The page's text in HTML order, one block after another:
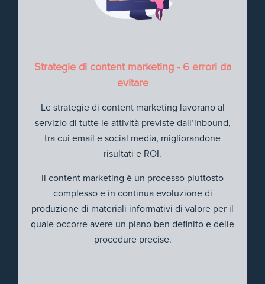
Strategie di content marketing - 6 errori da
evitare
Le strategie di content marketing lavorano al
servizio di tutte le attività previste dall’inbound,
tra cui email e social media, migliorandone
risultati e ROI.
Il content marketing è un processo piuttosto
complesso e in continua evoluzione di
produzione di materiali informativi di valore per il
quale occorre avere un piano ben definito e delle
procedure precise.